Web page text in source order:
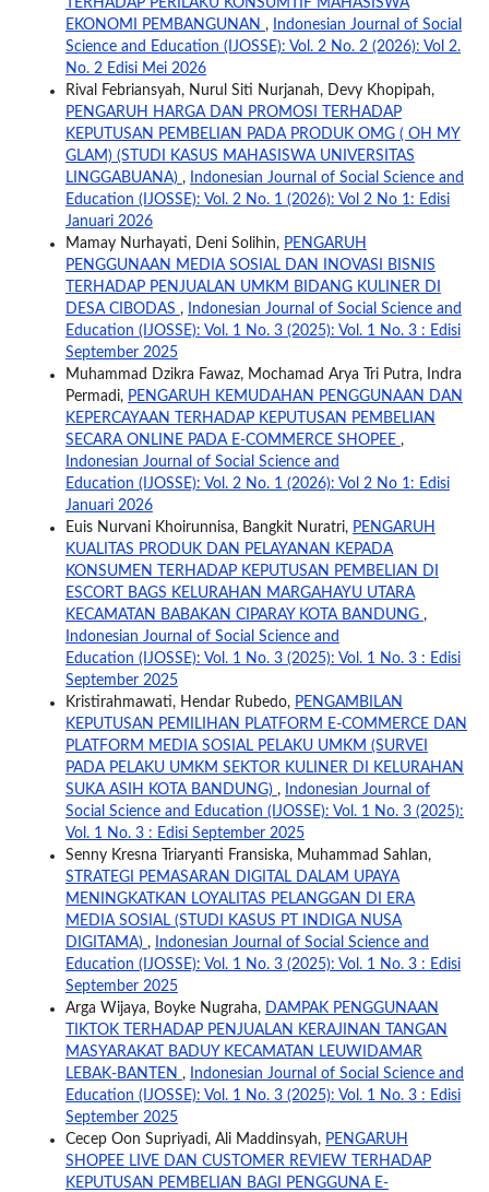
EKONOMI PEMBANGUNAN ,
Indonesian Journal of Social
Science and Education (IJOSSE): Vol. 2 No. 2 (2026): Vol 2.
No. 2 Edisi Mei 2026
Rival Febriansyah, Nurul Siti Nurjanah, Devy Khopipah,
PENGARUH HARGA DAN PROMOSI TERHADAP
KEPUTUSAN PEMBELIAN PADA PRODUK OMG ( OH MY
GLAM) (STUDI KASUS MAHASISWA UNIVERSITAS
LINGGABUANA) ,
Indonesian Journal of Social Science and
Education (IJOSSE): Vol. 2 No. 1 (2026): Vol 2 No 1: Edisi
Januari 2026
Mamay Nurhayati, Deni Solihin, PENGARUH
PENGGUNAAN MEDIA SOSIAL DAN INOVASI BISNIS
TERHADAP PENJUALAN UMKM BIDANG KULINER DI
DESA CIBODAS ,
Indonesian Journal of Social Science and
Education (IJOSSE): Vol. 1 No. 3 (2025): Vol. 1 No. 3 : Edisi
September 2025
Muhammad Dzikra Fawaz, Mochamad Arya Tri Putra, Indra
Permadi, PENGARUH KEMUDAHAN PENGGUNAAN DAN
KEPERCAYAAN TERHADAP KEPUTUSAN PEMBELIAN
SECARA ONLINE PADA E-COMMERCE SHOPEE ,
Indonesian Journal of Social Science and
Education (IJOSSE): Vol. 2 No. 1 (2026): Vol 2 No 1: Edisi
Januari 2026
Euis Nurvani Khoirunnisa, Bangkit Nuratri, PENGARUH
KUALITAS PRODUK DAN PELAYANAN KEPADA
KONSUMEN TERHADAP KEPUTUSAN PEMBELIAN DI
ESCORT BAGS KELURAHAN MARGAHAYU UTARA
KECAMATAN BABAKAN CIPARAY KOTA BANDUNG ,
Indonesian Journal of Social Science and
Education (IJOSSE): Vol. 1 No. 3 (2025): Vol. 1 No. 3 : Edisi
September 2025
Kristirahmawati, Hendar Rubedo, PENGAMBILAN
KEPUTUSAN PEMILIHAN PLATFORM E-COMMERCE DAN
PLATFORM MEDIA SOSIAL PELAKU UMKM (SURVEI
PADA PELAKU UMKM SEKTOR KULINER DI KELURAHAN
SUKA ASIH KOTA BANDUNG) ,
Indonesian Journal of
Social Science and Education (IJOSSE): Vol. 1 No. 3 (2025):
Vol. 1 No. 3 : Edisi September 2025
Senny Kresna Triaryanti Fransiska, Muhammad Sahlan,
STRATEGI PEMASARAN DIGITAL DALAM UPAYA
MENINGKATKAN LOYALITAS PELANGGAN DI ERA
MEDIA SOSIAL (STUDI KASUS PT INDIGA NUSA
DIGITAMA) ,
Indonesian Journal of Social Science and
Education (IJOSSE): Vol. 1 No. 3 (2025): Vol. 1 No. 3 : Edisi
September 2025
Arga Wijaya, Boyke Nugraha,
DAMPAK PENGGUNAAN
TIKTOK TERHADAP PENJUALAN KERAJINAN TANGAN
MASYARAKAT BADUY KECAMATAN LEUWIDAMAR
LEBAK-BANTEN ,
Indonesian Journal of Social Science and
Education (IJOSSE): Vol. 1 No. 3 (2025): Vol. 1 No. 3 : Edisi
September 2025
Cecep Oon Supriyadi, Ali Maddinsyah, PENGARUH
SHOPEE LIVE DAN CUSTOMER REVIEW TERHADAP
KEPUTUSAN PEMBELIAN BAGI PENGGUNA E-